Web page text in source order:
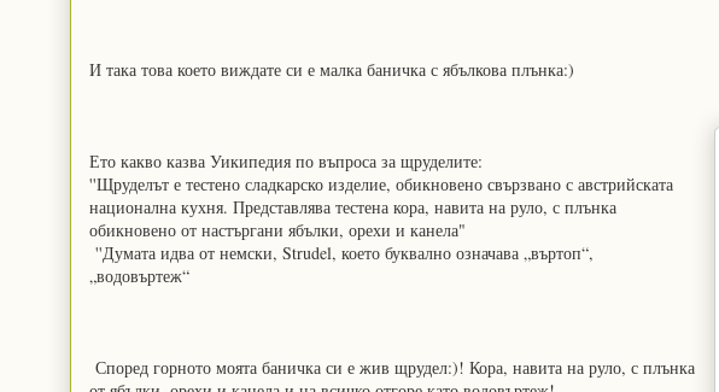
И така това което виждате си е малка баничка с ябълкова плънка:)
Ето какво казва Уикипедия по въпроса за щруделите:
''Щруделът е тестено сладкарско изделие, обикновено свързвано с австрийската
национална кухня. Представлява тестена кора, навита на руло, с плънка
обикновено от настъргани ябълки, орехи и канела"
''Думата идва от немски, Strudel, което буквално означава „въртоп“,
„водовъртеж“
Според горното моята баничка си е жив щрудел:)! Кора, навита на руло, с плънка